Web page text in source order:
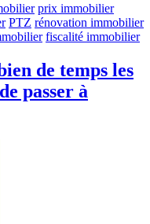
prix immobilier
PTZ rénovation immobilier
fiscalité immobilier
de temps les
passer à